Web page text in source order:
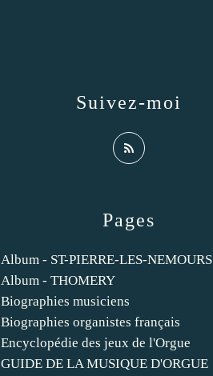
Pages
Album - ST-PIERRE-LES-NEMOURS
Album - THOMERY
Biographies musiciens
Biographies organistes français
Encyclopédie des jeux de l'Orgue
GUIDE DE LA MUSIQUE D'ORGUE
Suivez-moi